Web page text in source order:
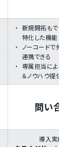
新規開拓もでき
特化した機能
ノーコードで外
連携できる
専属担当による
＆ノウハウ提供
問い合
導入実績